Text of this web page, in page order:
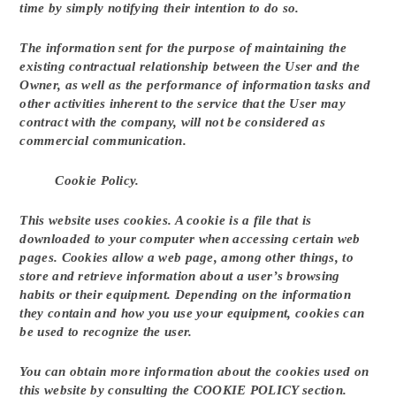
time by simply notifying their intention to do so.
The information sent for the purpose of maintaining the
existing contractual relationship between the User and the
Owner, as well as the performance of information tasks and
other activities inherent to the service that the User may
contract with the company, will not be considered as
commercial communication.
Cookie Policy.
This website uses cookies. A cookie is a file that is
downloaded to your computer when accessing certain web
pages. Cookies allow a web page, among other things, to
store and retrieve information about a user’s browsing
habits or their equipment. Depending on the information
they contain and how you use your equipment, cookies can
be used to recognize the user.
You can obtain more information about the cookies used on
this website by consulting the COOKIE POLICY section.